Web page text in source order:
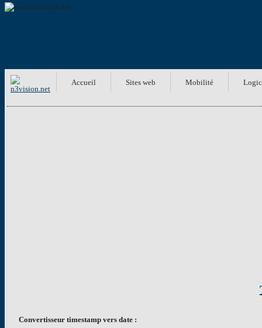
Accueil Sites web Mobilité
Convertisseur timestamp vers date :